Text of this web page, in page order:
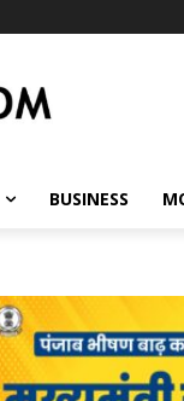
BUSINESS